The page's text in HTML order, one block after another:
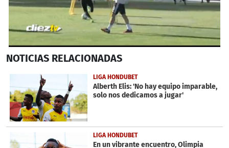
second
54
NOTICIAS RELACIONADAS
LIGA HONDUBET
Alberth Elis: 'No hay equipo imparable,
solo nos dedicamos a jugar'
LIGA HONDUBET
En un vibrante encuentro, Olimpia